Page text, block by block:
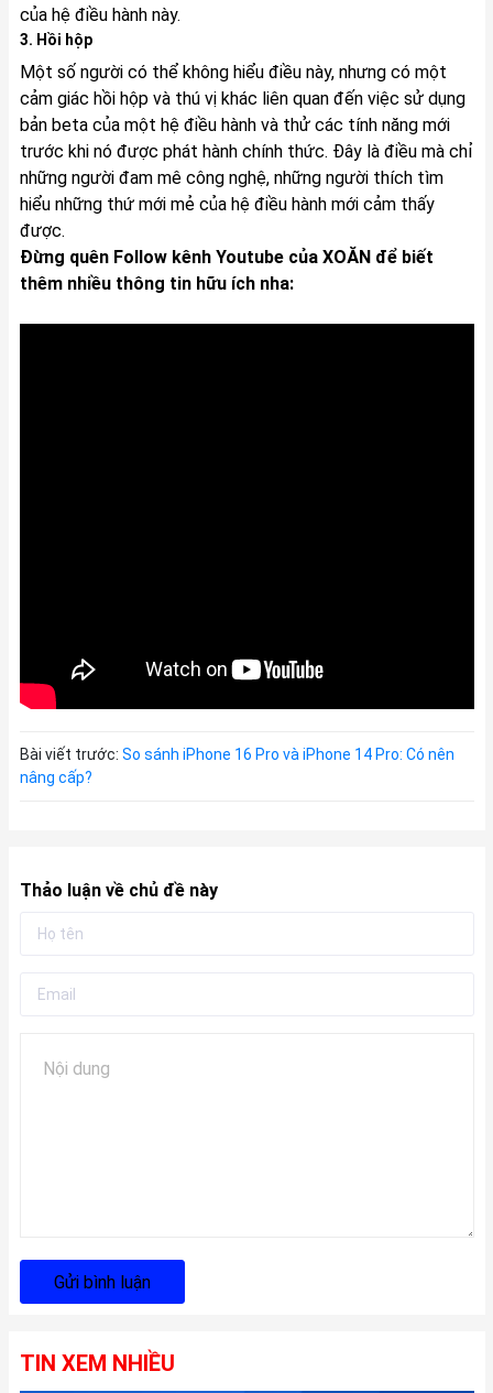
của hệ điều hành này.
3. Hồi hộp
Một số người có thể không hiểu điều này, nhưng có một
cảm giác hồi hộp và thú vị khác liên quan đến việc sử dụng
bản beta của một hệ điều hành và thử các tính năng mới
trước khi nó được phát hành chính thức. Đây là điều mà chỉ
những người đam mê công nghệ, những người thích tìm
hiểu những thứ mới mẻ của hệ điều hành mới cảm thấy
được.
Đừng quên Follow kênh Youtube của XOĂN để biết
thêm nhiều thông tin hữu ích nha:
Bài viết trước: So sánh iPhone 16 Pro và iPhone 14 Pro: Có nên
nâng cấp?
Thảo luận về chủ đề này
Gửi bình luận
TIN XEM NHIỀU